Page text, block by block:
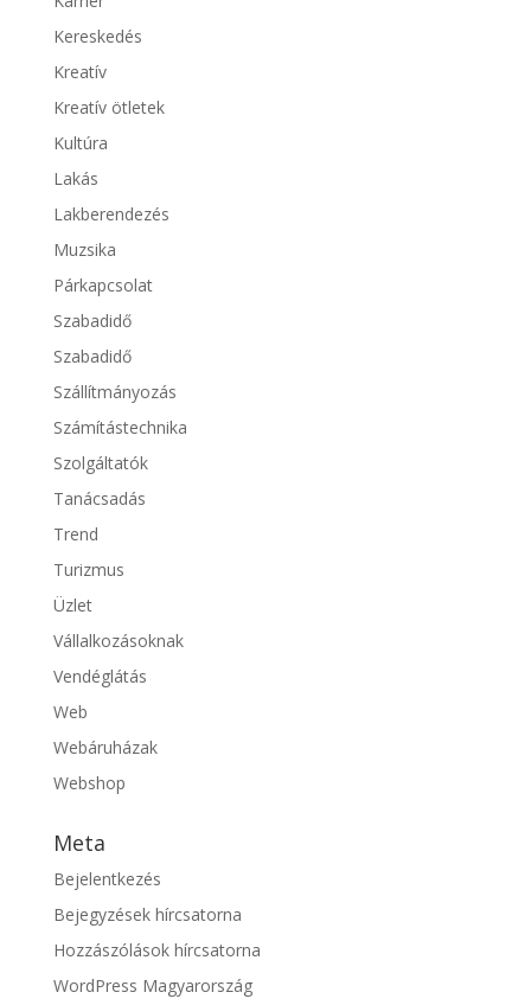
Kereskedés
Kreatív
Kreatív ötletek
Kultúra
Lakás
Lakberendezés
Muzsika
Párkapcsolat
Szabadidő
Szabadidő
Szállítmányozás
Számítástechnika
Szolgáltatók
Tanácsadás
Trend
Turizmus
Üzlet
Vállalkozásoknak
Vendéglátás
Web
Webáruházak
Webshop
Meta
Bejelentkezés
Bejegyzések hírcsatorna
Hozzászólások hírcsatorna
WordPress Magyarország